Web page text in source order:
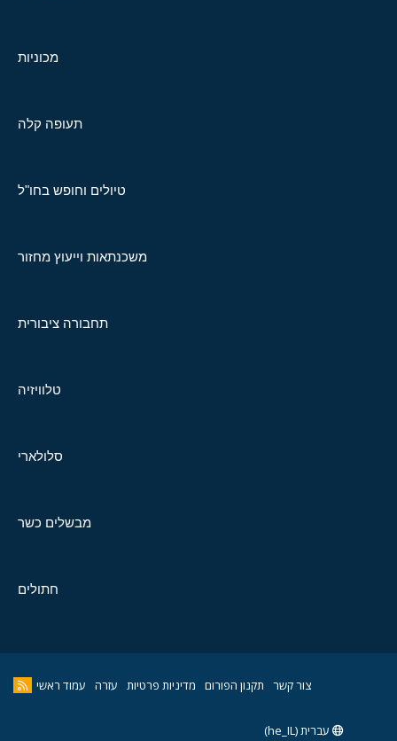
מכוניות
תעופה קלה
טיולים וחופש בחו"ל
משכנתאות וייעוץ מחזור
תחבורה ציבורית
טלוויזיה
סלולארי
מבשלים כשר
חתולים
צור קשר תקנון הפורום מדיניות פרטיות עזרה עמוד ראשי
עברית (he_IL)